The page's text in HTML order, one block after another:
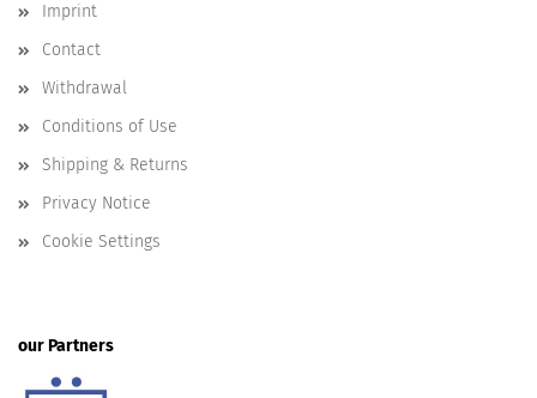
Imprint
Contact
Withdrawal
Conditions of Use
Shipping & Returns
Privacy Notice
Cookie Settings
our Partners